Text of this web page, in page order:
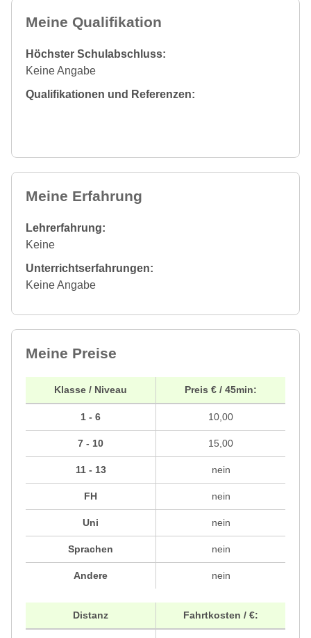
Meine Qualifikation
Höchster Schulabschluss:
Keine Angabe
Qualifikationen und Referenzen:
Meine Erfahrung
Lehrerfahrung:
Keine
Unterrichtserfahrungen:
Keine Angabe
Meine Preise
Klasse / Niveau
1 - 6
7 - 10
11 - 13
FH
Uni
Sprachen
Andere
Preis € / 45min:
10,00
15,00
nein
nein
nein
nein
nein
Distanz Fahrtkosten / €: